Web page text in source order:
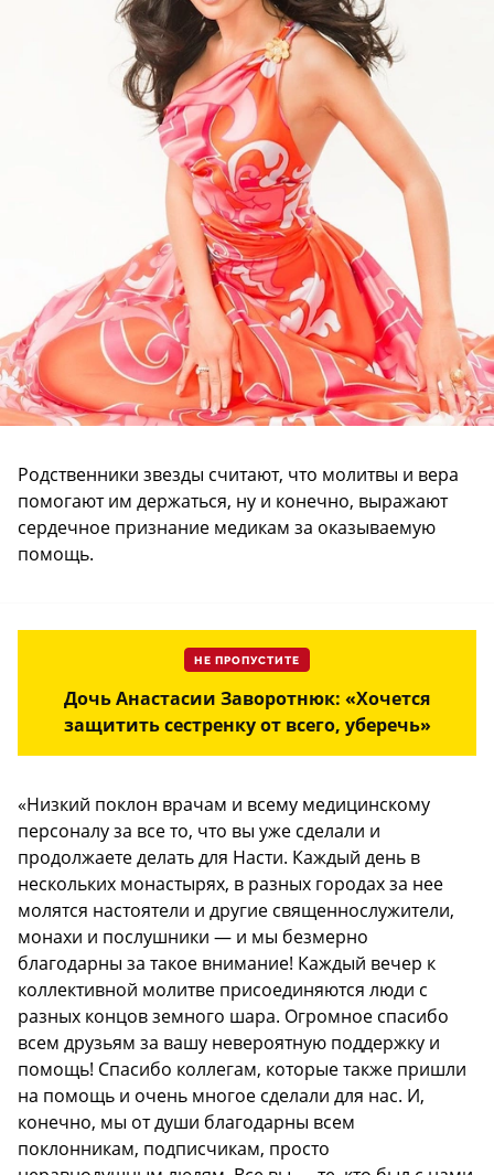
Родственники звезды считают, что молитвы и вера
помогают им держаться, ну и конечно, выражают
сердечное признание медикам за оказываемую
помощь.
НЕ ПРОПУСТИТЕ
Дочь Анастасии Заворотнюк: «Хочется
защитить сестренку от всего, уберечь»
«Низкий поклон врачам и всему медицинскому
персоналу за все то, что вы уже сделали и
продолжаете делать для Насти. Каждый день в
нескольких монастырях, в разных городах за нее
молятся настоятели и другие священнослужители,
монахи и послушники — и мы безмерно
благодарны за такое внимание! Каждый вечер к
коллективной молитве присоединяются люди с
разных концов земного шара. Огромное спасибо
всем друзьям за вашу невероятную поддержку и
помощь! Спасибо коллегам, которые также пришли
на помощь и очень многое сделали для нас. И,
конечно, мы от души благодарны всем
поклонникам, подписчикам, просто